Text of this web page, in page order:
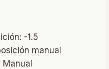
-1.5
manual
Manual